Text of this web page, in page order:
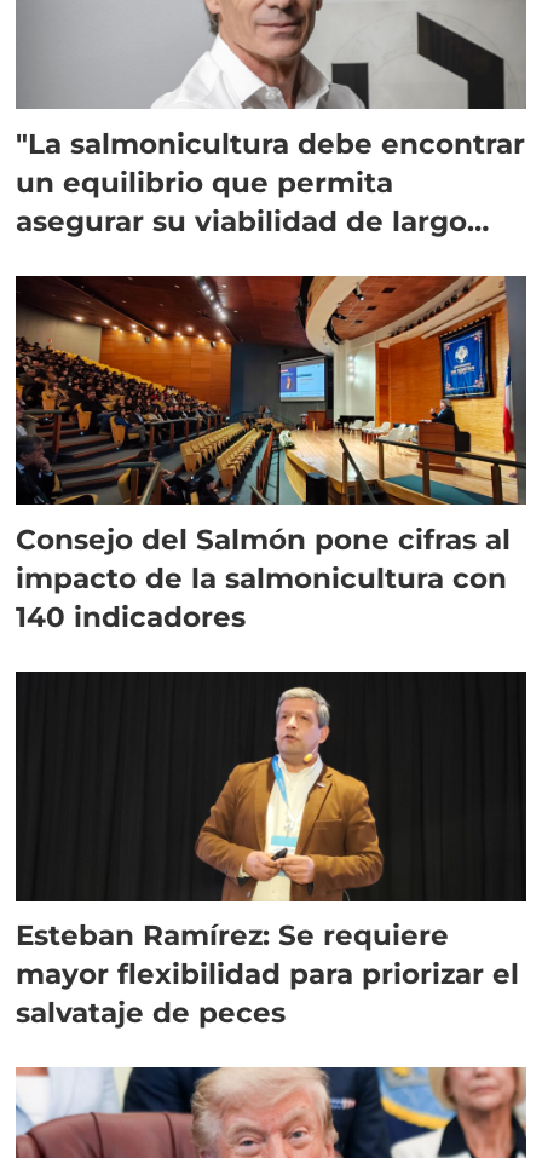
"La salmonicultura debe encontrar
un equilibrio que permita
asegurar su viabilidad de largo
Consejo del Salmón pone cifras al
impacto de la salmonicultura con
140 indicadores
Esteban Ramírez: Se requiere
mayor flexibilidad para priorizar el
salvataje de peces